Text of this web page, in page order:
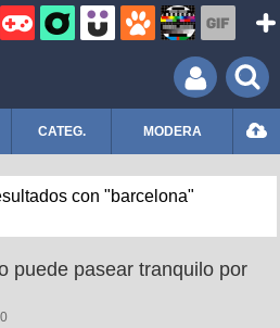
CATEG. MODERA
con "barcelona"
puede pasear tranquilo por